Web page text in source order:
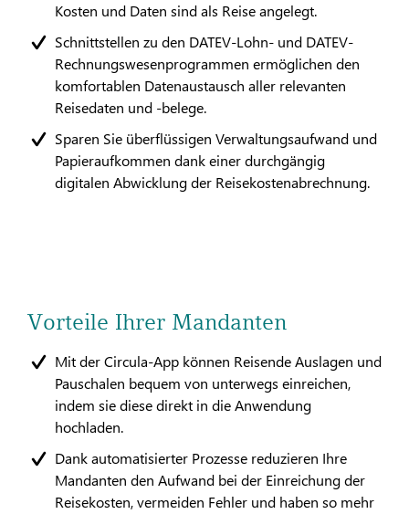
Kosten und Daten sind als Reise angelegt.
Schnittstellen zu den DATEV-Lohn- und DATEV-
Rechnungswesenprogrammen ermöglichen den
komfortablen Datenaustausch aller relevanten
Reisedaten und -belege.
Sparen Sie überflüssigen Verwaltungsaufwand und
Papieraufkommen dank einer durchgängig
digitalen Abwicklung der Reisekostenabrechnung.
Vorteile Ihrer Mandanten
Mit der Circula-App können Reisende Auslagen und
Pauschalen bequem von unterwegs einreichen,
indem sie diese direkt in die Anwendung
hochladen.
Dank automatisierter Prozesse reduzieren Ihre
Mandanten den Aufwand bei der Einreichung der
Reisekosten, vermeiden Fehler und haben so mehr